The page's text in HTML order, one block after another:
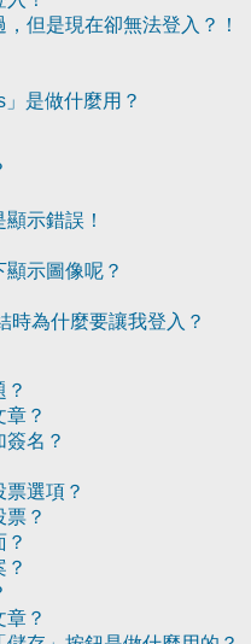
但是現在卻無法登入？！
」是做什麼用？
示錯誤！
示圖像呢？
時為什麼要讓我登入？
？
名？
選項？
？
？